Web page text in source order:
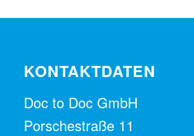
KONTAKTDATEN
Doc to Doc GmbH
Porschestraße 11